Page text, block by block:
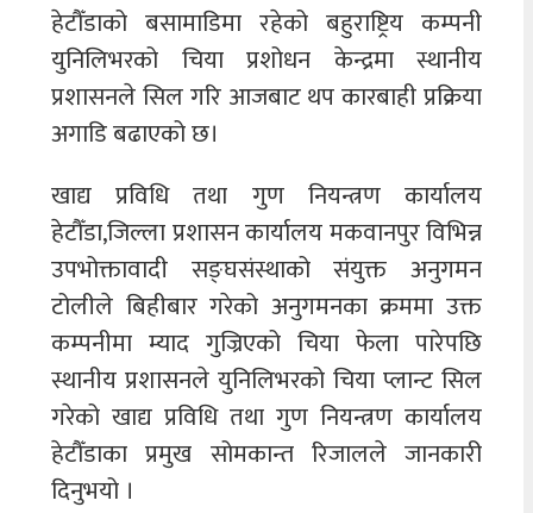
हेटौँडाको बसामाडिमा रहेको बहुराष्ट्रिय कम्पनी
युनिलिभरको चिया प्रशोधन केन्द्रमा स्थानीय
प्रशासनले सिल गरि आजबाट थप कारबाही प्रक्रिया
अगाडि बढाएको छ।
खाद्य प्रविधि तथा गुण नियन्त्रण कार्यालय
हेटौँडा,जिल्ला प्रशासन कार्यालय मकवानपुर विभिन्न
उपभोक्तावादी सङ्घसंस्थाको संयुक्त अनुगमन
टोलीले बिहीबार गरेको अनुगमनका क्रममा उक्त
कम्पनीमा म्याद गुज्रिएको चिया फेला पारेपछि
स्थानीय प्रशासनले युनिलिभरको चिया प्लान्ट सिल
गरेको खाद्य प्रविधि तथा गुण नियन्त्रण कार्यालय
हेटौँडाका प्रमुख सोमकान्त रिजालले जानकारी
दिनुभयो ।